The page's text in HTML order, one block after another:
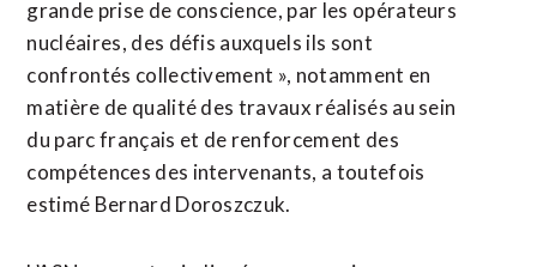
grande prise de conscience, par les opérateurs
nucléaires, des défis auxquels ils sont
confrontés collectivement », notamment en
matière de qualité des travaux réalisés au sein
du parc français et de renforcement des
compétences des intervenants, a toutefois
estimé Bernard Doroszczuk.